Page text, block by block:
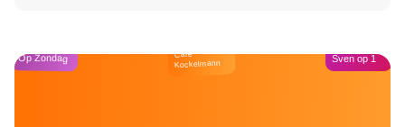
Op Zondag Café
Kockelmann Sven op 1